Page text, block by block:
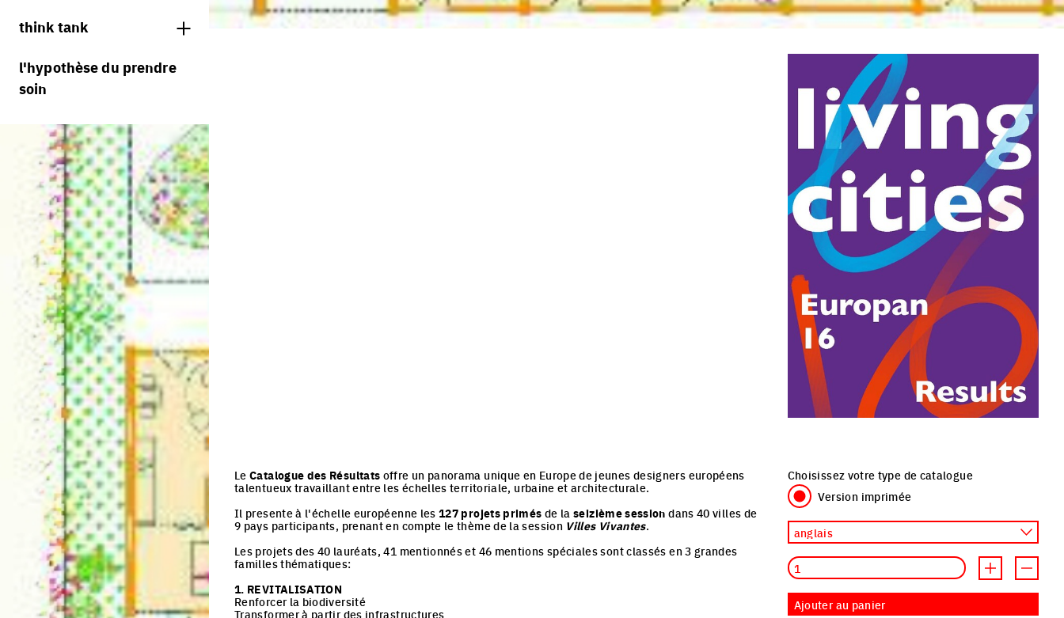
jurys
think tank
processus
villes vivantes
villes adaptables
l'hypothèse du prendre
soin
LeCatalogue des Résultats offre un panorama unique en Europe de jeunes designers européens
talentueux travaillant entre les échelles territoriale, urbaine et architecturale.
Il presente à l'échelle européenne les127 projets primés de la seizième session dans 40 villes de
9 pays participants, prenant en compte le thème de la session Villes Vivantes.
Les projets des 40 lauréats, 41 mentionnés et 46 mentions spéciales sont classés en 3 grandes
familles thématiques:
1. REVITALISATION
Renforcer la biodiversité
Transformer à partir des infrastructures
Choisissez votre type de catalogue
Version imprimée
Quantité
Increment
Ajouter au panier